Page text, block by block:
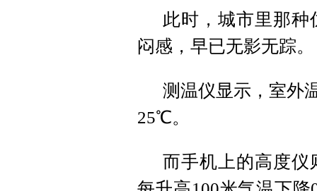
此时，城市里那
闷感，早已无影无踪。
测温仪显示，室外
25℃。
而手机上的高度仪